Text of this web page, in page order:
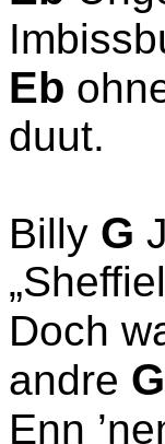
Eb
duut.
Billy G
Doch
andre G
Enn